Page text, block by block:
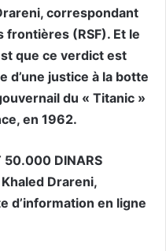
correspondant
frontières (RSF). Et le
que ce verdict est
d’une justice à la botte
du « Titanic »
en 1962.
50.000 DINARS
Drareni,
d’information en ligne